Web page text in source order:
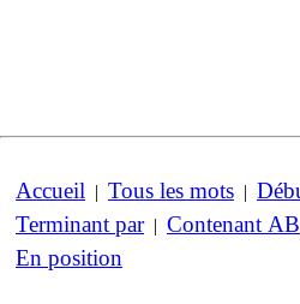
Accueil | Tous les mots |
Terminant par| Contenant AB
En position